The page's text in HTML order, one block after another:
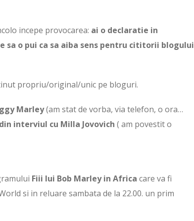
incepe provocarea: ai o declaratie in
o pui ca sa aiba sens pentru cititorii blogului
propriu/original/unic pe bloguri.
Marley(am stat de vorba, via telefon, o ora…
interviul cu Milla Jovovich ( am povestit o
Fiii lui Bob Marley in Africa care va fi
si in reluare sambata de la 22.00. un prim